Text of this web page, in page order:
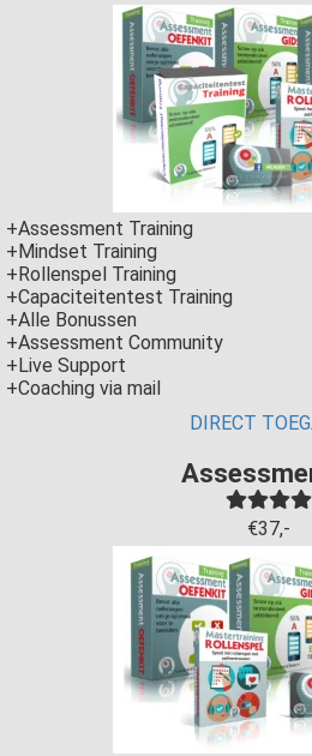
+Assessment Training
+Mindset Training
+Rollenspel Training
+Capaciteitentest Training
+Alle Bonussen
+Assessment Community
+Live Support
+Coaching via mail
DIRECT
€37,-